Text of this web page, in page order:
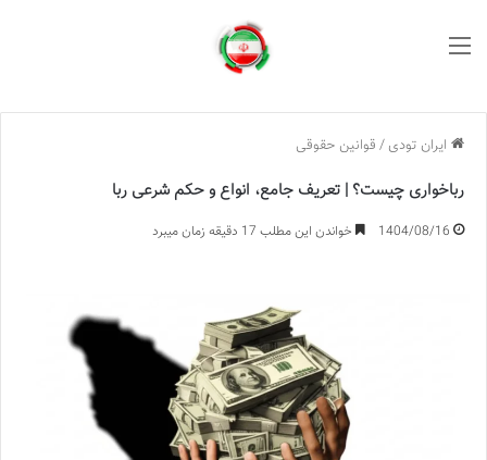
ایران تودی / قوانین حقوقی
رباخواری چیست؟ | تعریف جامع، انواع و حکم شرعی ربا
1404/08/16 خواندن این مطلب 17 دقیقه زمان میبرد